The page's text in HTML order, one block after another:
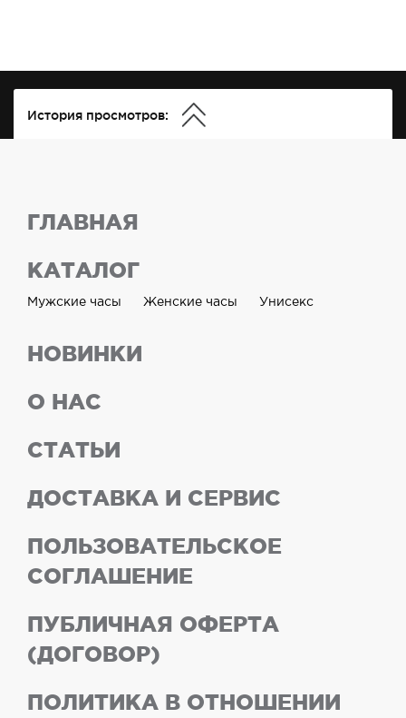
История просмотров:
ГЛАВНАЯ
КАТАЛОГ
Мужские часы Женские часы Унисекс
НОВИНКИ
О НАС
СТАТЬИ
ДОСТАВКА И СЕРВИС
ПОЛЬЗОВАТЕЛЬСКОЕ
СОГЛАШЕНИЕ
ПУБЛИЧНАЯ ОФЕРТА
(ДОГОВОР)
ПОЛИТИКА В ОТНОШЕНИИ